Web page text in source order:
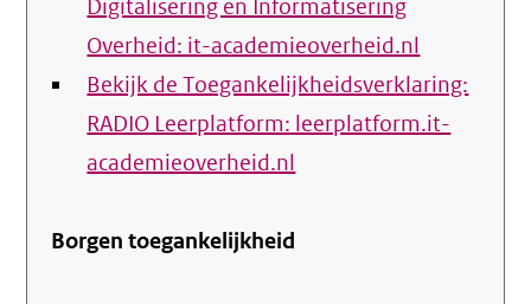
Digitalisering en Informatisering
Overheid: it-academieoverheid.nl
Bekijk de Toegankelijkheidsverklaring:
RADIO Leerplatform: leerplatform.it-
academieoverheid.nl
Borgen toegankelijkheid